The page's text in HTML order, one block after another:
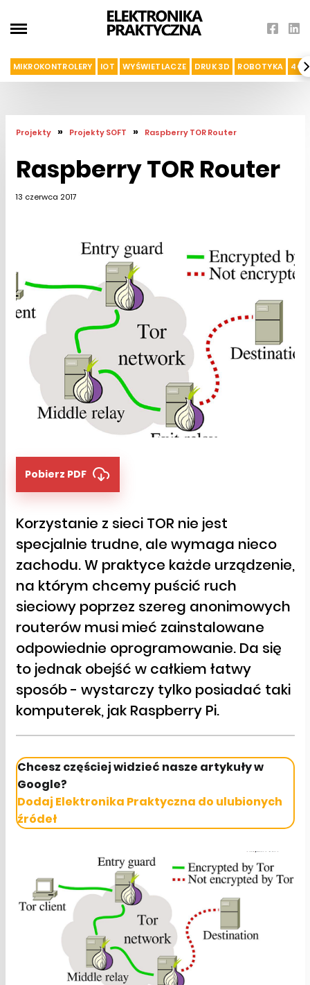
MIKROKONTROLERY IOT WYŚWIETLACZE DRUK 3D ROBOTYKA 4G I
Projekty » Projekty SOFT » Raspberry TOR Router
Raspberry TOR Router
13 czerwca 2017
Pobierz PDF
Korzystanie z sieci TOR nie jest
specjalnie trudne, ale wymaga nieco
zachodu. W praktyce każde urządzenie,
na którym chcemy puścić ruch
sieciowy poprzez szereg anonimowych
routerów musi mieć zainstalowane
odpowiednie oprogramowanie. Da się
to jednak obejść w całkiem łatwy
sposób - wystarczy tylko posiadać taki
komputerek, jak Raspberry Pi.
Chcesz częściej widzieć nasze artykuły w
Google?
Dodaj Elektronika Praktyczna do ulubionych
źródeł